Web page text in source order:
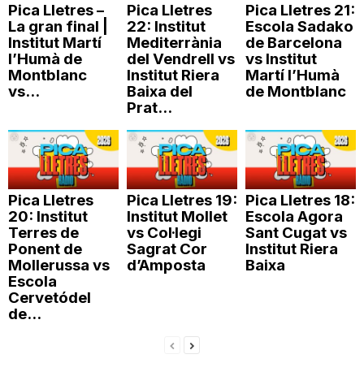
n
a
Pica Lletres –
La gran final |
Institut Martí
l’Humà de
Montblanc
vs...
Pica Lletres
22: Institut
Mediterrània
del Vendrell vs
Institut Riera
Baixa del
Prat...
Pica Lletres 21:
Escola Sadako
de Barcelona
vs Institut
Martí l’Humà
de Montblanc
Pica Lletres
20: Institut
Terres de
Ponent de
Mollerussa vs
Escola
Cervetódel
de...
Pica Lletres 19:
Institut Mollet
vs Col·legi
Sagrat Cor
d’Amposta
Pica Lletres 18:
Escola Agora
Sant Cugat vs
Institut Riera
Baixa